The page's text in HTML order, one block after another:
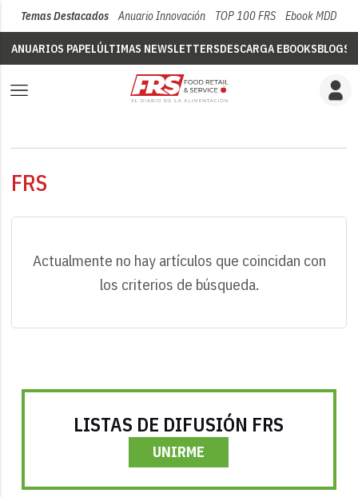
Temas Destacados Anuario Innovación TOP 100 FRS Ebook MDD
ANUARIOS PAPELÚLTIMAS NEWSLETTERSDESCARGA EBOOKSBLOGS
FRS
Actualmente no hay artículos que coincidan con
los criterios de búsqueda.
LISTAS DE DIFUSIÓN FRS
UNIRME